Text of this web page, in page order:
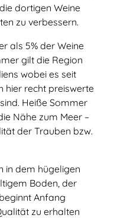
dortigen Weine
zu verbessern.
als 5% der Weine
gilt die Region
wobei es seit
hier recht preiswerte
Heiße Sommer
Nähe zum Meer –
der Trauben bzw.
in dem hügeligen
Boden, der
Anfang
zu erhalten